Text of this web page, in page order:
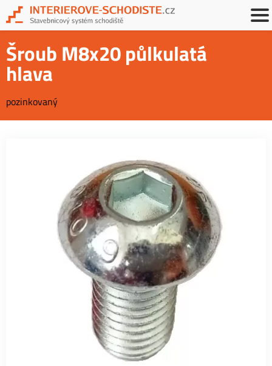
Šroub M8x20 půlkulatá
hlava
pozinkovaný